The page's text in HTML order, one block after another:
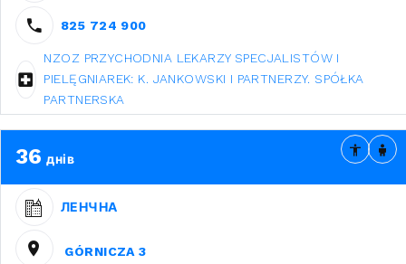
825 724 900
NZOZ PRZYCHODNIA LEKARZY SPECJALISTÓW I
PIELĘGNIAREK: K. JANKOWSKI I PARTNERZY. SPÓŁKA
PARTNERSKA
36 днів
ЛЕНЧНА
GÓRNICZA 3